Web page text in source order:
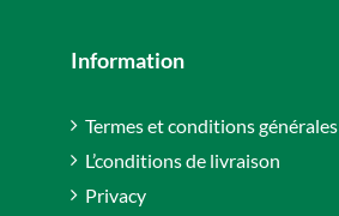
Information
Termes et conditions générales
L’conditions de livraison
Privacy